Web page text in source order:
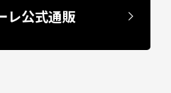
レ公式通販